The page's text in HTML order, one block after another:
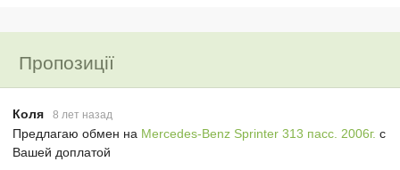
Пропозиції
Коля 8 лет назад
Предлагаю обмен на Mercedes-Benz Sprinter 313 пасс. 2006г. с
Вашей доплатой